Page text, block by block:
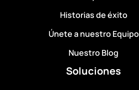
Historias de éxito
Únete a nuestro Equipo
Nuestro Blog
Soluciones